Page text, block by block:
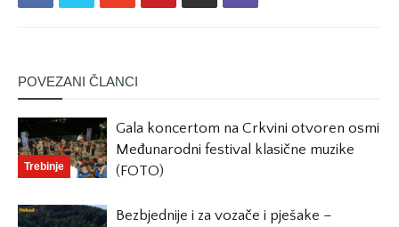
POVEZANI ČLANCI
Trebinje
Gala koncertom na Crkvini otvoren osmi
Međunarodni festival klasične muzike
(FOTO)
Bezbjednije i za vozače i pješake –